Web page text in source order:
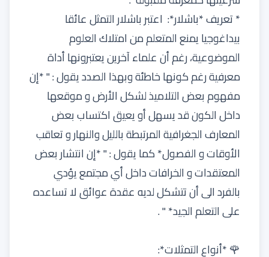
* تعريف *باشلار*: اعتبر باشلار التمثل عائقا
بيداغوجيا يمنع المتعلم من امتلاك العلوم
الموضوعية، رغم أن علماء آخرين يعتبرونها أداة
معرفية رغم كونها خاطئة وبهذا الصدد يقول : '' *إن
مفهوم بعض التلاميذ لشكل الأرض و موقعها
داخل الكون قد يسهل أو يعيق اكتساب بعض
المعارف الجغرافية المرتبطة بالليل والنهار و تعاقب
الأوقات و الفصول* كما يقول : '' *إن انتشار بعض
المعتقدات و الخرافات داخل أي مجتمع يؤدي
بالفرد الى أن تتشكل لديه عقدة عوائق لا تساعده
على التعلم الجيد* '' .
🌹 *أنواع التمثلات*: